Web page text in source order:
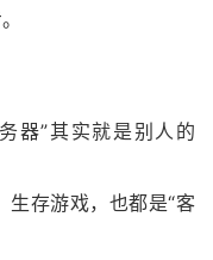
器”其实就是别人的
生存游戏，也都是“客